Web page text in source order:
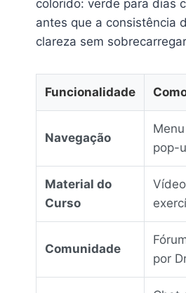
colorido: verde para dias
antes que a consistência
clareza sem
Funcionalidade
Navegação
pop-
Material do
Curso
Comunidade
por